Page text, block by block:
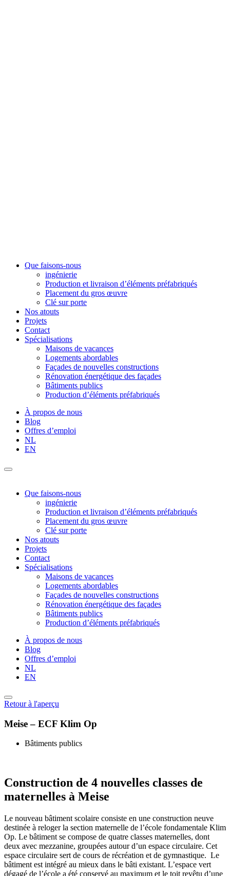
Que faisons-nous
ingénierie
Production et livraison d’éléments préfabriqués
Placement du gros œuvre
Clé sur porte
Nos atouts
Projets
Contact
Spécialisations
Maisons de vacances
Logements abordables
Façades de nouvelles constructions
Rénovation énergétique des façades
Bâtiments publics
Production d’éléments préfabriqués
À propos de nous
Blog
Offres d’emploi
NL
EN
Que faisons-nous
ingénierie
Production et livraison d’éléments préfabriqués
Placement du gros œuvre
Clé sur porte
Nos atouts
Projets
Contact
Spécialisations
Maisons de vacances
Logements abordables
Façades de nouvelles constructions
Rénovation énergétique des façades
Bâtiments publics
Production d’éléments préfabriqués
À propos de nous
Blog
Offres d’emploi
NL
EN
Retour à l'aperçu
Meise – ECF Klim Op
Bâtiments publics
Construction de 4 nouvelles classes de
maternelles à Meise
Le nouveau bâtiment scolaire consiste en une construction neuve
destinée à reloger la section maternelle de l’école fondamentale Klim
Op. Le bâtiment se compose de quatre classes maternelles, dont
deux avec mezzanine, groupées autour d’un espace circulaire. Cet
espace circulaire sert de cours de récréation et de gymnastique. Le
bâtiment est intégré au mieux dans le bâti existant. L’espace vert
dégagé de l’école a été conservé au maximum et le toit revêtu d’une